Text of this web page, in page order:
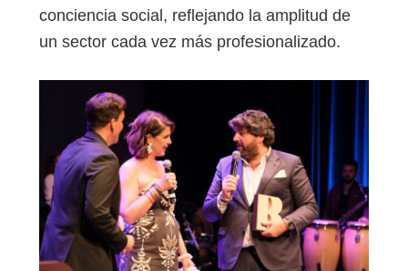
conciencia social, reflejando la amplitud de
un sector cada vez más profesionalizado.